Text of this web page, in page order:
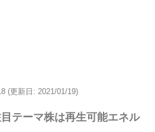
(更新日: 2021/01/19)
目テーマ株は再生可能エネル